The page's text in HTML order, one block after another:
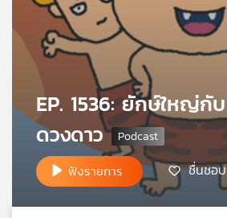
เกี่ยว
เครือ
EP. 1536: ยักษ์ใหญ่กับ
ดวงดาว
ฟังรายการ ชื่นชอบ